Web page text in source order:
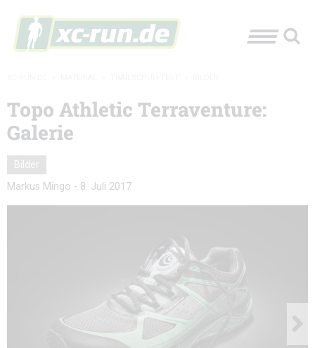
Topo Athletic Terraventure:
Galerie
Bilder
Markus Mingo - 8. Juli 2017